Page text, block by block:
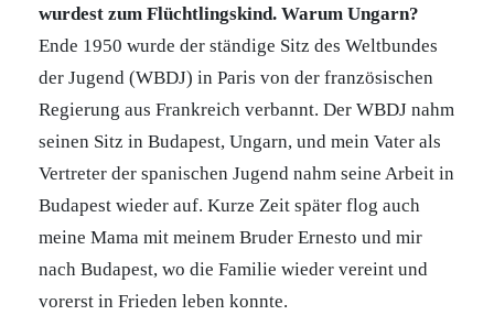
wurdest zum Flüchtlingskind. Warum Ungarn?
Ende 1950 wurde der ständige Sitz des Weltbundes
der Jugend (WBDJ) in Paris von der französischen
Regierung aus Frankreich verbannt. Der WBDJ nahm
seinen Sitz in Budapest, Ungarn, und mein Vater als
Vertreter der spanischen Jugend nahm seine Arbeit in
Budapest wieder auf. Kurze Zeit später flog auch
meine Mama mit meinem Bruder Ernesto und mir
nach Budapest, wo die Familie wieder vereint und
vorerst in Frieden leben konnte.